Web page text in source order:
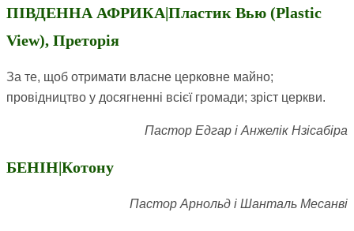
ПІВДЕННА АФРИКА|Пластик Вью (Plastic
View), Преторія
За те, щоб отримати власне церковне майно;
провідництво у досягненні всієї громади; зріст церкви.
Пастор Едгар і Анжелік Нзісабіра
БЕНІН|Котону
Пастор Арнольд і Шанталь Месанві